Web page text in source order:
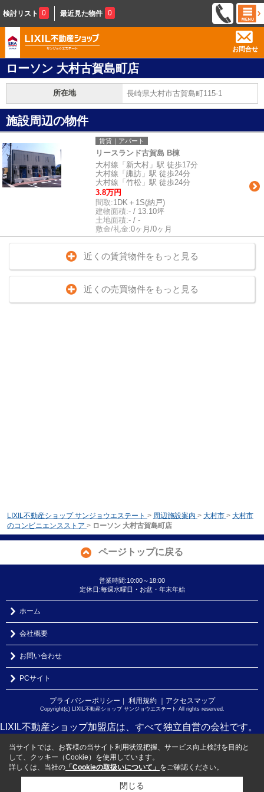
検討リスト 0 最近見た物件 0
お問合せ
ローソン 大村古賀島町店
所在地 長崎県大村市古賀島町115-1
施設周辺の物件
賃貸｜アパート
リースランド古賀島 B棟
大村線「新大村」駅 徒歩17分
大村線「諏訪」駅 徒歩24分
大村線「竹松」駅 徒歩24分
3.8万円
間取:1DK＋1S(納戸)
建物面積:- / 13.10坪
土地面積:- / -
敷金/礼金:0ヶ月/0ヶ月
近くの賃貸物件をもっと見る
近くの売買物件をもっと見る
LIXIL不動産ショップ サンジョウエステート > 周辺施設案内 > 大村市 > 大村市
のコンビニエンスストア > ローソン 大村古賀島町店
ページトップに戻る
営業時間:10:00～18:00
定休日:毎週水曜日・お盆・年末年始
ホーム
会社概要
お問い合わせ
PCサイト
プライバシーポリシー ｜ 利用規約 ｜アクセスマップ
Copyright(c) LIXIL不動産ショップ サンジョウエステート All rights reserved.
LIXIL不動産ショップ加盟店は、すべて独立自営の会社です。
当サイトでは、お客様の当サイト利用状況把握、サービス向上検討を目的と
して、クッキー（Cookie）を使用しています。
詳しくは、当社の 「Cookieの取扱いについて」 をご確認ください。
閉じる